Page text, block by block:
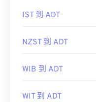
IST 到 ADT
NZST 到 ADT
WIB 到 ADT
WIT 到 ADT